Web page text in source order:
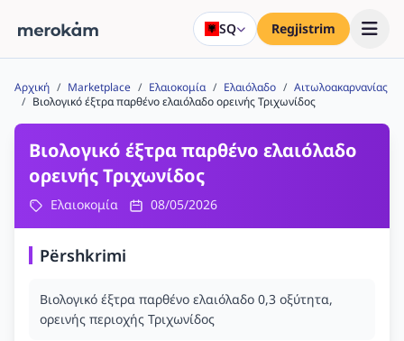
SQ Regjistrim
Αρχική / Marketplace / Ελαιοκομία / Ελαιόλαδο / Αιτωλοακαρνανίας
/ Βιολογικό έξτρα παρθένο ελαιόλαδο ορεινής Τριχωνίδος
Βιολογικό έξτρα παρθένο ελαιόλαδο
ορεινής Τριχωνίδος
Ελαιοκομία 08/05/2026
Përshkrimi
Βιολογικό έξτρα παρθένο ελαιόλαδο 0,3 οξύτητα,
ορεινής περιοχής Τριχωνίδος